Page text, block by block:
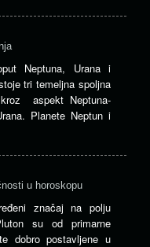
Neptuna, Urana i
tri temeljna spoljna
aspekt Neptuna-
Planete Neptun i
u horoskopu
značaj na polju
su od primarne
dobro postavljene u